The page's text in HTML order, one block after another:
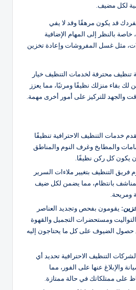
لكل مضيف.
قد يكون مرهقًا وقد لا يفي
خاصة بالنظر إلى المهام الإضافية
مثل غسل المفروشات وإعادة تخزين
تنظيف محترفة لخدمات التنظيف خيار
بقاء منزلك نظيفًا ومرتبًا، مما يعزز
والجهد للتركيز على أمور أخرى مهمة.
خدمات التنظيف الاحترافية تنظيفًا
والمطابخ وغرف النوم والمناطق
يكون كل ركن نظيفًا.
فريق التنظيف بتغيير ملاءات السرير
بانتظام، مما يضمن لكل ضيف
ومريحة.
يقومون بفحص وتجديد العناصر
ومستحضرات التجميل والقهوة
الضيوف على كل ما يحتاجون إليه
التنظيف الاحترافية تحديد أي
والإبلاغ عنها على الفور، مما
على ممتلكاتك في حالة ممتازة.